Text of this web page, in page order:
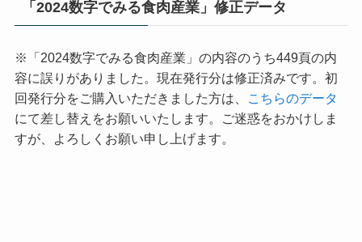
「2024数字でみる食肉産業」修正データ
※「2024数字でみる食肉産業」の内容のうち449頁の内
容に誤りがありました。現在発行分は修正済みです。初
回発行分をご購入いただきました方は、
こちらのデータ
にて差し替えをお願いいたします。ご迷惑をおかけしま
すが、よろしくお願い申し上げます。